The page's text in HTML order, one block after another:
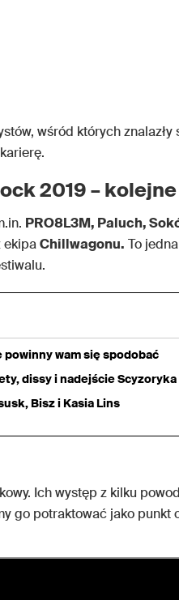
wśród których znalazły
2019 –
PRO8L3M, Paluch,
ekipaChillwagonu. To
wam się spodobać
dissy i nadejście Scyzoryka
Bisz i Kasia Lins
Ich występ z kilku
go potraktować jako punkt